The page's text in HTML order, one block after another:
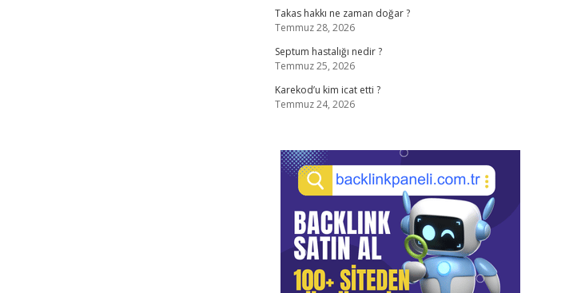
Takas hakkı ne zaman doğar ?
Temmuz 28, 2026
Septum hastalığı nedir ?
Temmuz 25, 2026
Karekod’u kim icat etti ?
Temmuz 24, 2026